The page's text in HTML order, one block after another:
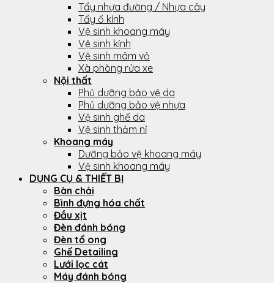
Tẩy nhựa đường / Nhựa cây
Tẩy ố kính
Vệ sinh khoang máy
Vệ sinh kính
Vệ sinh mâm vỏ
Xà phòng rửa xe
Nội thất
Phủ dưỡng bảo vệ da
Phủ dưỡng bảo vệ nhựa
Vệ sinh ghế da
Vệ sinh thảm nỉ
Khoang máy
Dưỡng bảo vệ khoang máy
Vệ sinh khoang máy
DỤNG CỤ & THIẾT BỊ
Bàn chải
Bình đựng hóa chất
Đầu xịt
Đèn đánh bóng
Đèn tổ ong
Ghế Detailing
Lưới lọc cát
Máy đánh bóng